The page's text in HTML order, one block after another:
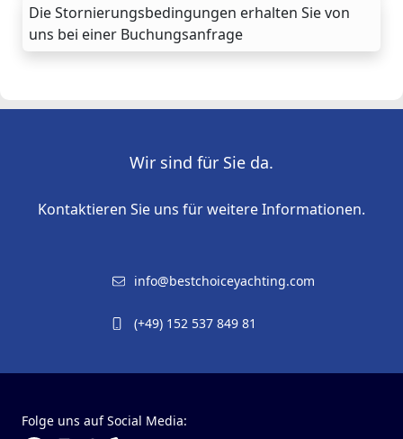
Die Stornierungsbedingungen erhalten Sie von
uns bei einer Buchungsanfrage
Wir sind für Sie da.
Kontaktieren Sie uns für weitere Informationen.
info@bestchoiceyachting.com
(+49) 152 537 849 81
Folge uns auf Social Media: